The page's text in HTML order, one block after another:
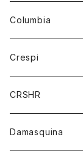
チーフ
バンダナ
トレーナー
パーカー
カーディガン
ニット
Columbia
アウター
ジャケット
Crespi
ジャケット
ワンピース
CRSHR
キャップ
Damasquina